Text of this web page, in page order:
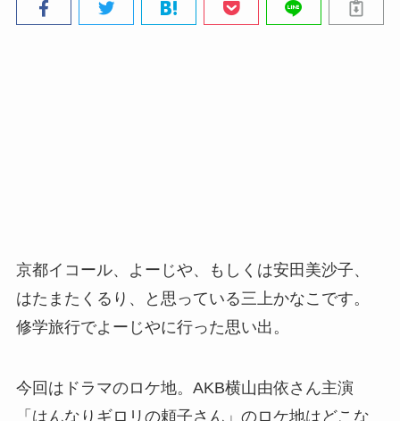
京都イコール、よーじや、もしくは安田美沙子、
はたまたくるり、と思っている三上かなこです。
修学旅行でよーじやに行った思い出。
今回はドラマのロケ地。AKB横山由依さん主演
「はんなりギロリの頼子さん」のロケ地はどこな